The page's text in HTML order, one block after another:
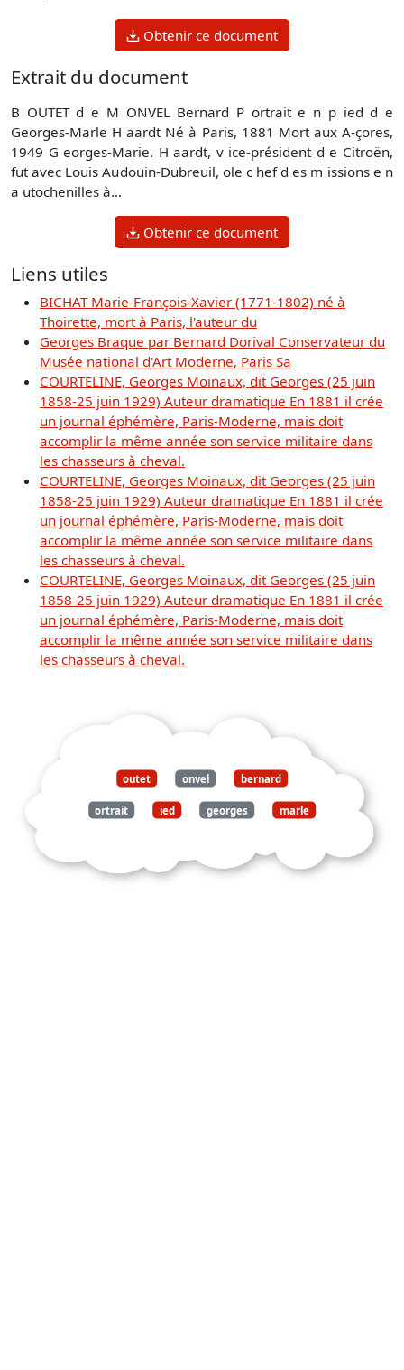
Obtenir ce document
Extrait du document
B OUTET d e M ONVEL Bernard P ortrait e n p ied d e
Georges-Marle H aardt Né à Paris, 1881 Mort aux A-çores,
1949 G eorges-Marie. H aardt, v ice-président d e Citroën,
fut avec Louis Audouin-Dubreuil, ole c hef d es m issions e n
a utochenilles à...
Obtenir ce document
Liens utiles
BICHAT Marie-François-Xavier (1771-1802) né à
Thoirette, mort à Paris, l'auteur du
Georges Braque par Bernard Dorival Conservateur du
Musée national d'Art Moderne, Paris Sa
COURTELINE, Georges Moinaux, dit Georges (25 juin
1858-25 juin 1929) Auteur dramatique En 1881 il crée
un journal éphémère, Paris-Moderne, mais doit
accomplir la même année son service militaire dans
les chasseurs à cheval.
COURTELINE, Georges Moinaux, dit Georges (25 juin
1858-25 juin 1929) Auteur dramatique En 1881 il crée
un journal éphémère, Paris-Moderne, mais doit
accomplir la même année son service militaire dans
les chasseurs à cheval.
COURTELINE, Georges Moinaux, dit Georges (25 juin
1858-25 juin 1929) Auteur dramatique En 1881 il crée
un journal éphémère, Paris-Moderne, mais doit
accomplir la même année son service militaire dans
les chasseurs à cheval.
outet onvel bernard
ortrait ied georges marle
çores 1949 eorges marie